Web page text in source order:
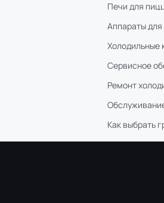
Печи для
Аппараты
Холодильные
Сервисное
Ремонт
Как выбрать